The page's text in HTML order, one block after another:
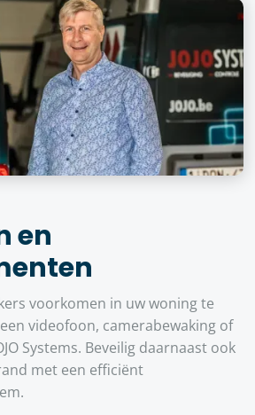
en
voorkomen in uw woning te
videofoon, camerabewaking of
Systems. Beveilig daarnaast ook
met een efficiënt